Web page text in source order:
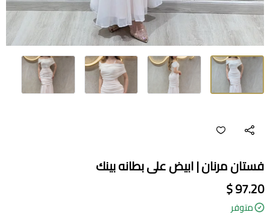
فستان مرنان | ابيض على بطانه بينك
97.20 $
متوفر